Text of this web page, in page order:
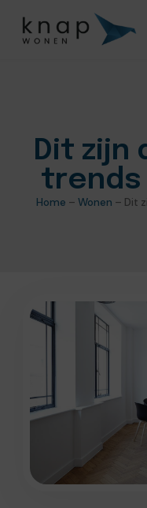
Dit zijn
trends
Home – Wonen – Dit